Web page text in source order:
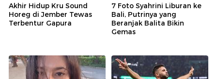
Akhir Hidup Kru Sound
Horeg di Jember Tewas
Terbentur Gapura
7 Foto Syahrini Liburan ke
Bali, Putrinya yang
Beranjak Balita Bikin
Gemas